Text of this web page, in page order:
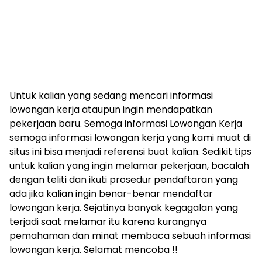
Untuk kalian yang sedang mencari informasi
lowongan kerja ataupun ingin mendapatkan
pekerjaan baru. Semoga informasi Lowongan Kerja
semoga informasi lowongan kerja yang kami muat di
situs ini bisa menjadi referensi buat kalian. Sedikit tips
untuk kalian yang ingin melamar pekerjaan, bacalah
dengan teliti dan ikuti prosedur pendaftaran yang
ada jika kalian ingin benar-benar mendaftar
lowongan kerja. Sejatinya banyak kegagalan yang
terjadi saat melamar itu karena kurangnya
pemahaman dan minat membaca sebuah informasi
lowongan kerja. Selamat mencoba !!